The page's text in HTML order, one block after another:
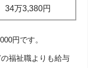
34万3,380円
円です。
福祉職よりも給与